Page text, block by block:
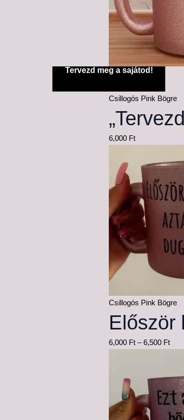
Tervezd meg a sajátod!
Csillogós Pink Bögre
6,000 Ft
Csillogós Pink Bögre
Először
6,000 Ft – 6,500 Ft